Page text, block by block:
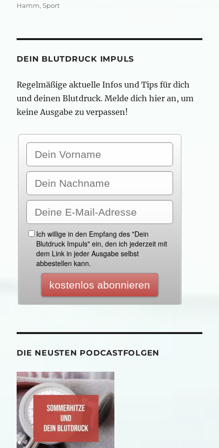
Hamm,Sport
DEIN BLUTDRUCK IMPULS
Regelmäßige aktuelle Infos und Tips für dich
und deinen Blutdruck. Melde dich hier an, um
keine Ausgabe zu verpassen!
DIE NEUSTEN PODCASTFOLGEN